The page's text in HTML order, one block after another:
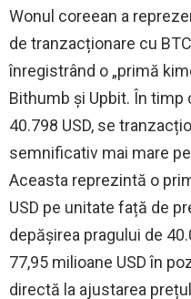
Wonul coreean a
de tranzacționare cu
înregistrând o „primă
Bithumb și Upbit. În
40.798 USD, se
semnificativ mai mare
Aceasta reprezintă o
USD pe unitate față de
depășirea pragului de
77,95 milioane USD în
directă la ajustarea